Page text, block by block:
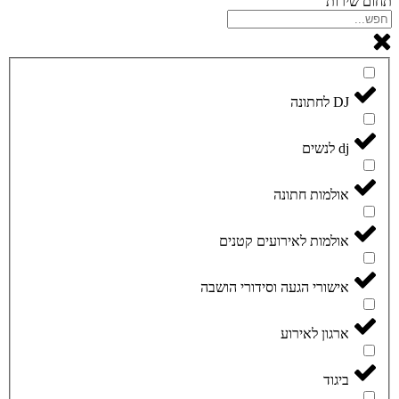
DJ לחתונה
dj לנשים
אולמות חתונה
אולמות לאירועים קטנים
אישורי הגעה וסידורי הושבה
ארגון לאירוע
ביגוד